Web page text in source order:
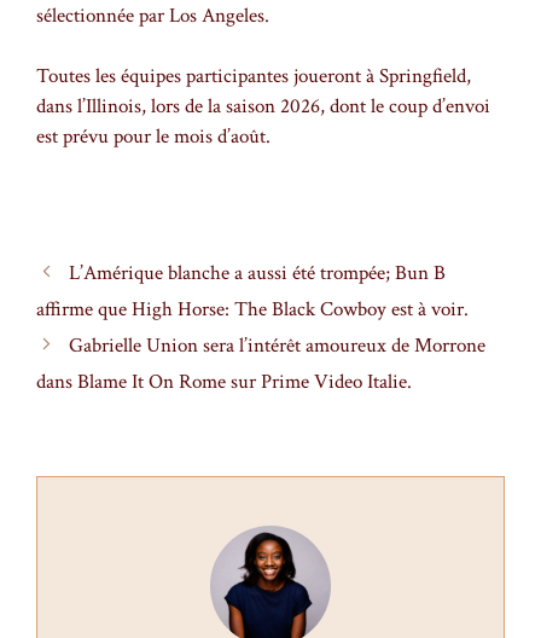
sélectionnée par Los Angeles.
Toutes les équipes participantes joueront à Springfield,
dans l’Illinois, lors de la saison 2026, dont le coup d’envoi
est prévu pour le mois d’août.
L’Amérique blanche a aussi été trompée; Bun B
affirme que High Horse: The Black Cowboy est à voir.
Gabrielle Union sera l’intérêt amoureux de Morrone
dans Blame It On Rome sur Prime Video Italie.